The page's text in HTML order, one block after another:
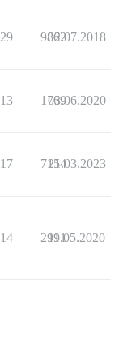
29 9862
02.07.2018
13 1769
03.06.2020
17 7154
21.03.2023
14 2991
11.05.2020